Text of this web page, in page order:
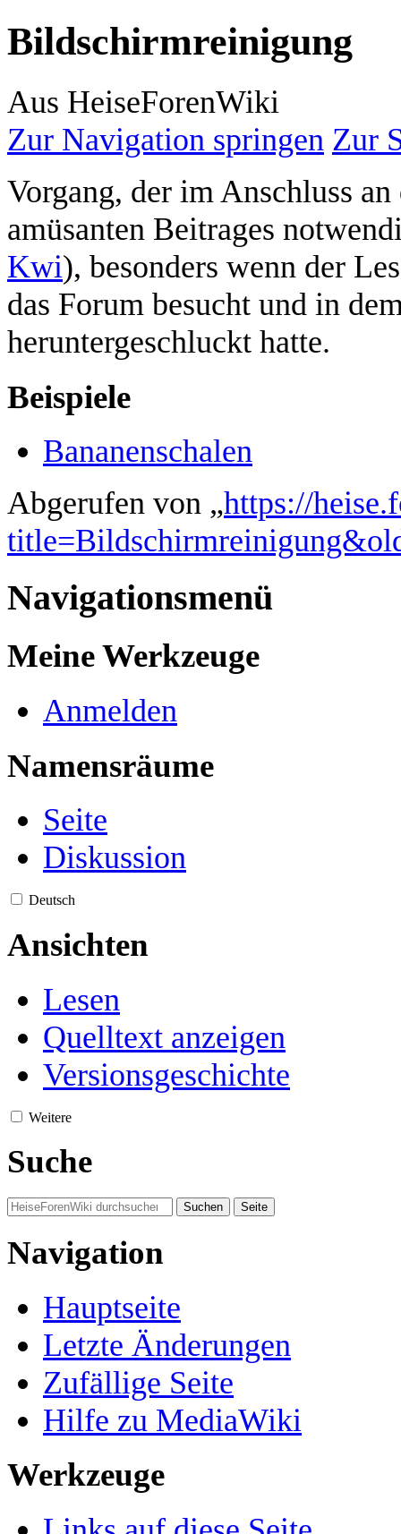
Bildschirmreinigung
Aus HeiseForenWiki
Zur Navigation springen Zur
Vorgang, der im Anschluss
amüsanten Beitrages
Kwi), besonders wenn der
das Forum besucht und in
heruntergeschluckt hatte.
Beispiele
Bananenschalen
Abgerufen von „https://
Navigationsmenü
Meine Werkzeuge
Anmelden
Namensräume
Seite
Diskussion
Deutsch
Ansichten
Lesen
Quelltext anzeigen
Versionsgeschichte
Weitere
Suche
Navigation
Hauptseite
Letzte Änderungen
Zufällige Seite
Hilfe zu MediaWiki
Werkzeuge